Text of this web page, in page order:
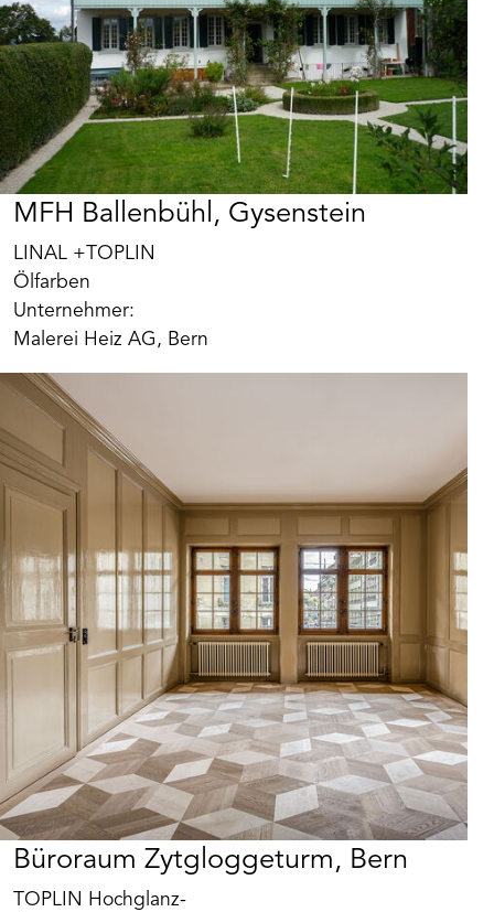
MFH Ballenbühl, Gysenstein
LINAL +TOPLIN
Ölfarben
Unternehmer:
Malerei Heiz AG, Bern
Büroraum Zytgloggeturm, Bern
TOPLIN Hochglanz-